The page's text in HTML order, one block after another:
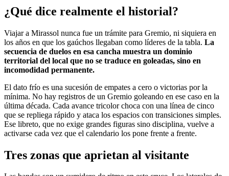
¿Qué dice realmente el historial?
Viajar a Mirassol nunca fue un trámite para Gremio, ni siquiera en
los años en que los gaúchos llegaban como líderes de la tabla. La
secuencia de duelos en esa cancha muestra un dominio
territorial del local que no se traduce en goleadas, sino en
incomodidad permanente.
El dato frío es una sucesión de empates a cero o victorias por la
mínima. No hay registros de un Gremio goleando en ese caso en la
última década. Cada avance tricolor choca con una línea de cinco
que se repliega rápido y ataca los espacios con transiciones simples.
Ese libreto, que no exige grandes figuras sino disciplina, vuelve a
activarse cada vez que el calendario los pone frente a frente.
Tres zonas que aprietan al visitante